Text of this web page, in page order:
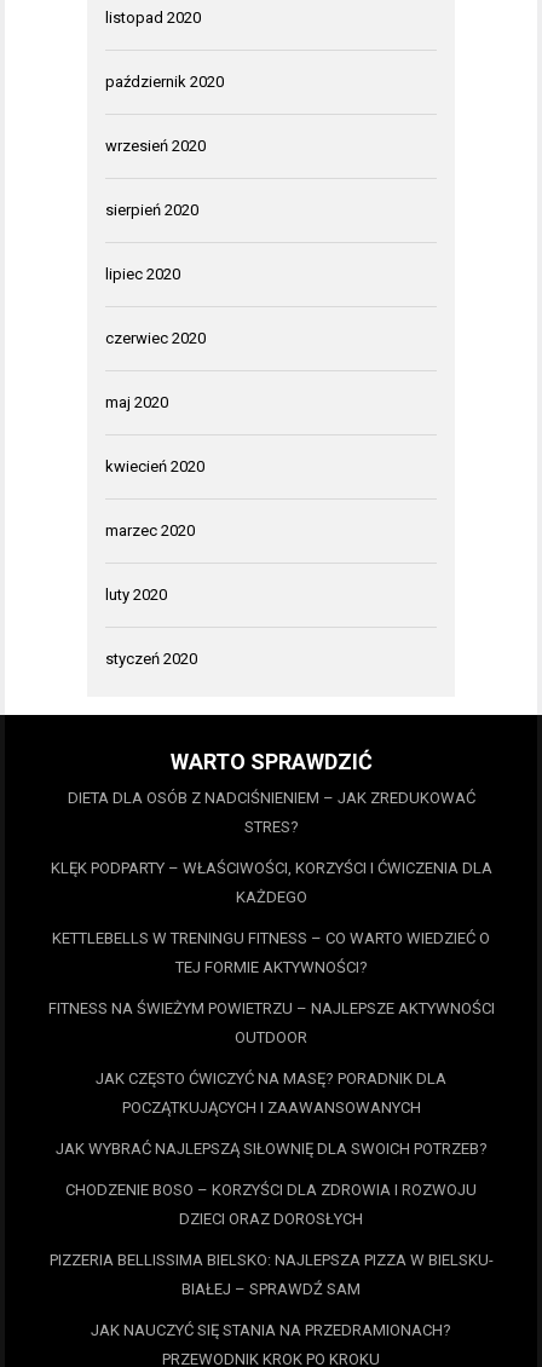
listopad 2020
październik 2020
wrzesień 2020
sierpień 2020
lipiec 2020
czerwiec 2020
maj 2020
kwiecień 2020
marzec 2020
luty 2020
styczeń 2020
WARTO SPRAWDZIĆ
DIETA DLA OSÓB Z NADCIŚNIENIEM – JAK ZREDUKOWAĆ
STRES?
KLĘK PODPARTY – WŁAŚCIWOŚCI, KORZYŚCI I ĆWICZENIA DLA
KAŻDEGO
KETTLEBELLS W TRENINGU FITNESS – CO WARTO WIEDZIEĆ O
TEJ FORMIE AKTYWNOŚCI?
FITNESS NA ŚWIEŻYM POWIETRZU – NAJLEPSZE AKTYWNOŚCI
OUTDOOR
JAK CZĘSTO ĆWICZYĆ NA MASĘ? PORADNIK DLA
POCZĄTKUJĄCYCH I ZAAWANSOWANYCH
JAK WYBRAĆ NAJLEPSZĄ SIŁOWNIĘ DLA SWOICH POTRZEB?
CHODZENIE BOSO – KORZYŚCI DLA ZDROWIA I ROZWOJU
DZIECI ORAZ DOROSŁYCH
PIZZERIA BELLISSIMA BIELSKO: NAJLEPSZA PIZZA W BIELSKU-
BIAŁEJ – SPRAWDŹ SAM
JAK NAUCZYĆ SIĘ STANIA NA PRZEDRAMIONACH?
PRZEWODNIK KROK PO KROKU